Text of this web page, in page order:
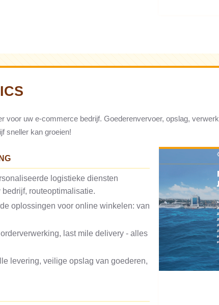
voor uw e-commerce bedrijf. Goederenvervoer, opslag,
sneller kan groeien!
logistieke diensten
routeoptimalisatie.
oplossingen voor online winkelen: van
last mile delivery - alles
levering, veilige opslag van goederen,